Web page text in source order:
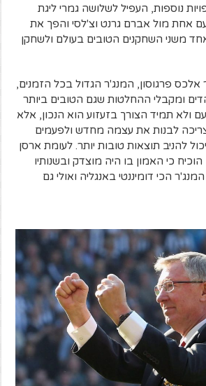
נוספות, העפיל לשלושה גמרי ליגת
אחת מול אברם גרנט וצ'לסי והפך את
משני השחקנים הטובים בעולם ולשחקן
אלכס פרגוסון, המנג'ר הגדול בכל הזמנים,
ומקבלי ההחלטות שגם הטובים ביותר
ולא תמיד הצורך בזעזוע הוא הנכון, אלא
לבנות את עצמה מחדש ולפעמים
להניב תוצאות טובות יותר. לעומת ארסן
הוכיח כי האמון בו היה מוצדק ובשנותיו
הכי דומיננטי באנגליה ואולי גם